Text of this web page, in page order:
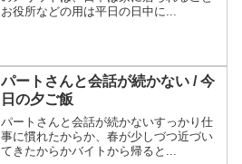
お役所などの用は平日の日中に...
パートさんと会話が続かない / 今
日の夕ご飯
パートさんと会話が続かないすっかり仕
事に慣れたからか、春が少しづつ近づい
てきたからかバイトから帰ると...